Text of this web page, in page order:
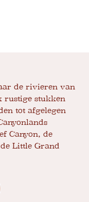
de rivieren van
rustige stukken
tot afgelegen
Canyon, de
Little Grand